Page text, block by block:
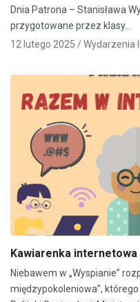
Dnia Patrona – Stanisława
przygotowane przez klasy…
12 lutego 2025 /Wydarzenia
Kawiarenka internetowa
Niebawem w „Wyspianie”
międzypokoleniowa”,